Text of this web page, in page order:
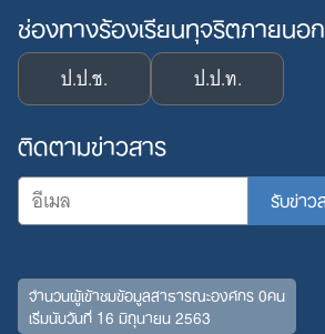
ช่องทางร้องเรียนทุจริตภายนอก
ป.ป.ช. ป.ป.ท.
ติดตามข่าวสาร
จำนวนผู้เข้าชมข้อมูลสาธารณะองค์กร 0คน
เริ่มนับวันที่ 16 มิถุนายน 2563